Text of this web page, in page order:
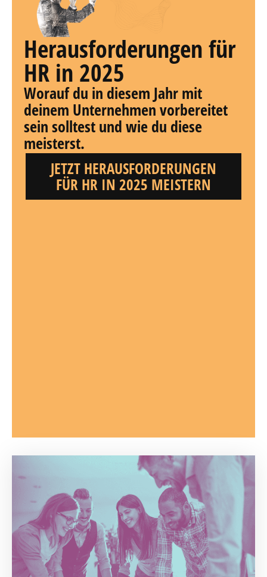
Herausforderungen für
HR in 2025
Worauf du in diesem Jahr mit
deinem Unternehmen vorbereitet
sein solltest und wie du diese
meisterst.
JETZT HERAUSFORDERUNGEN
FÜR HR IN 2025 MEISTERN